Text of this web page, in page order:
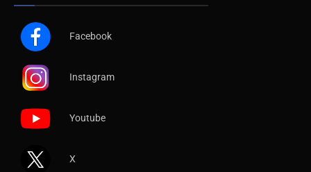
Facebook
Instagram
Youtube
X